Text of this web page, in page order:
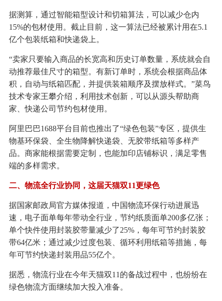
据测算，通过智能箱型设计和切箱算法，可以减少仓内
15%的包材使用。截止目前，这一算法已经被累计用在5.1
亿个包装纸箱和快递袋上。
“卖家只要输入商品的长宽高和历史订单数量，系统就会自
动推荐最佳尺寸的箱型。有新订单时，系统会根据商品体
积，自动与纸箱匹配，并提供装箱顺序及摆放样式。”菜鸟
技术专家王攀介绍，利用技术创新，可以从源头帮助商
家、快递公司节约包材使用。
阿里巴巴1688平台目前也推出了“绿色包装”专区，提供生
物基环保袋、全生物降解快递袋、无胶带纸箱等多样产
品。商家能根据需要定制，也能加印店铺标识，满足零售
端的多样需求。
二、物流全行业协同，这届天猫双11更绿色
据国家邮政局官方媒体报道，中国物流环保行动进展迅
速，电子面单每年带动全行业，节约纸质面单200多亿张；
单个快件使用封装胶带量减少了25%，每年可节约封装胶
带64亿米；通过减少过度包装、循环利用纸箱等措施，每
年可节约快递封装用品55亿个。
据悉，物流行业在今年天猫双11的备战过程中，也纷纷在
绿色物流方面继续加大投入准备。